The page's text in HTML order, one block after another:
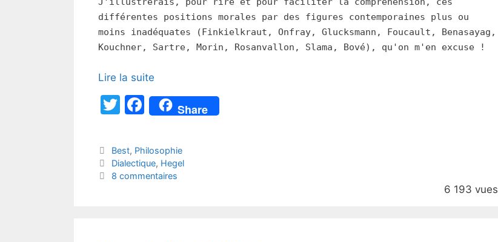
différentes positions morales par des figures contemporaines plus ou
moins inadéquates (Finkielkraut, Onfray, Glucksmann, Foucault, Benasayag,
Kouchner, Sartre, Morin, Rosanvallon, Slama, Bové), qu'on m'en excuse !
Lire la suite
T
itt
er
F
a
c
e
b
Share
Catégories
Best, Philosophie
Étiquettes
Dialectique, Hegel
8 commentaires
6 193 vues